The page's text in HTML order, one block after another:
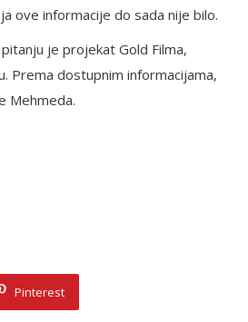
ove informacije do sada nije bilo.
je projekat Gold Filma,
Prema dostupnim informacijama,
Mehmeda.
Pinterest